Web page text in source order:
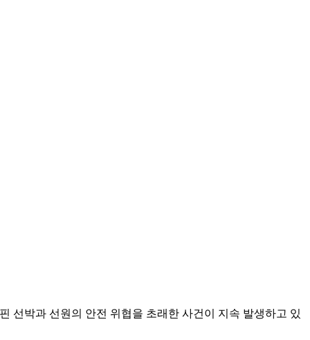
선박과 선원의 안전 위협을 초래한 사건이 지속 발생하고 있